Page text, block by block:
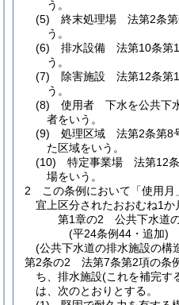
う。
(5)
終末処理場 法第2条第
う。
(6)
排水設備 法第10条第
う。
(7)
除害施設 法第12条第
う。
(8)
使用者 下水を公共下
者をいう。
(9)
処理区域 法第2条第8
た区域をいう。
(10)
特定事業場 法第12
場をいう。
2
この条例において「使用
宜上区分されたおおむね1か
第1章の2
公共下水道
(平24条例44・追加)
(公共下水道の排水施設の構
第2条の2
法第7条第2項の条
ち、排水施設(これを補完す
は、次のとおりとする。